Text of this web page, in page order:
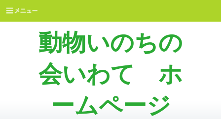
動物いのちの
会いわて ホ
ームページ